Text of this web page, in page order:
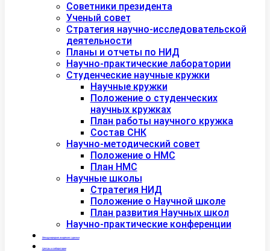
Советники президента
Ученый совет
Стратегия научно-исследовательской
деятельности
Планы и отчеты по НИД
Научно-практические лаборатории
Студенческие научные кружки
Научные кружки
Положение о студенческих
научных кружках
План работы научного кружка
Состав СНК
Научно-методический совет
Положение о НМС
План НМС
Научные школы
Стратегия НИД
Положение о Научной школе
План развития Научных школ
Научно-практические конференции
Международная академия туризма
Центры и лаборатории